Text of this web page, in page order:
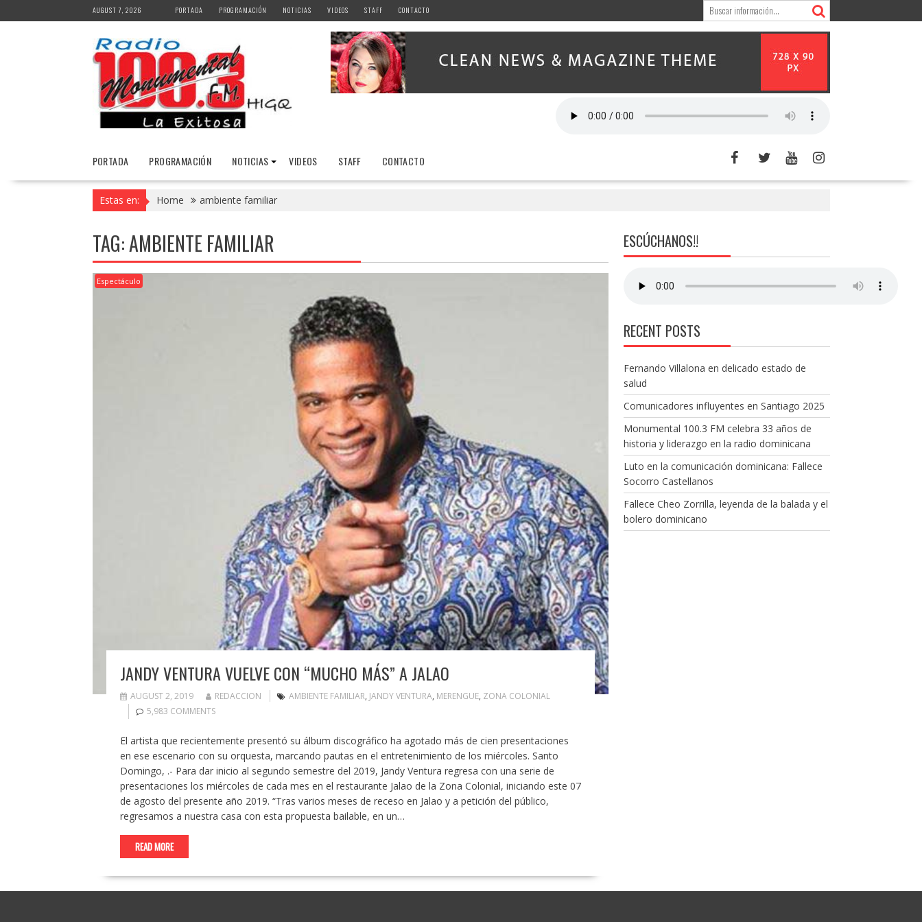
to
AUGUST 7, 2026 PORTADA PROGRAMACIÓN NOTICIAS VIDEOS STAFF CONTACTO
PORTADA PROGRAMACIÓN NOTICIAS VIDEOS STAFF CONTACTO
Estas en: Home ambiente familiar
TAG:AMBIENTE FAMILIAR
Espectáculo
JANDY VENTURA VUELVE CON “MUCHO MÁS” A JALAO
AUGUST 2, 2019 REDACCION AMBIENTE FAMILIAR, JANDY VENTURA, MERENGUE, ZONA COLONIAL
5,983 COMMENTS
El artista que recientemente presentó su álbum discográfico ha agotado más de cien presentaciones
en ese escenario con su orquesta, marcando pautas en el entretenimiento de los miércoles. Santo
Domingo, .- Para dar inicio al segundo semestre del 2019, Jandy Ventura regresa con una serie de
presentaciones los miércoles de cada mes en el restaurante Jalao de la Zona Colonial, iniciando este 07
de agosto del presente año 2019. “Tras varios meses de receso en Jalao y a petición del público,
regresamos a nuestra casa con esta propuesta bailable, en un…
READ MORE
ESCÚCHANOS!!
RECENT POSTS
Fernando Villalona en delicado estado de
salud
Comunicadores influyentes en Santiago 2025
Monumental 100.3 FM celebra 33 años de
historia y liderazgo en la radio dominicana
Luto en la comunicación dominicana: Fallece
Socorro Castellanos
Fallece Cheo Zorrilla, leyenda de la balada y el
bolero dominicano